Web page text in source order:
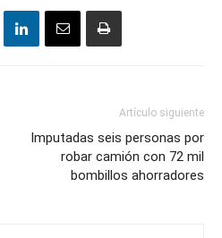
Artículo siguiente
Imputadas seis personas por
robar camión con 72 mil
bombillos ahorradores